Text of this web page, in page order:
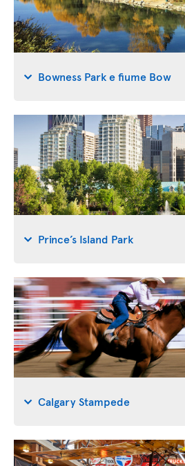
Bowness Park e fiume Bow
Prince’s Island Park
Calgary Stampede